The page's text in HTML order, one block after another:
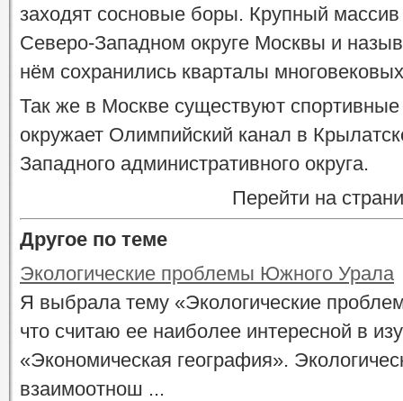
заходят сосновые боры. Крупный массив
Северо-Западном округе Москвы и
нём сохранились кварталы
Так же в Москве существуют
окружает Олимпийский канал в
Западного административного округа.
Перейти на
Другое по теме
Экологические проблемы Южного Урала
Я выбрала тему «Экологические
что считаю ее наиболее интересной в
«Экономическая география».
взаимоотнош ...